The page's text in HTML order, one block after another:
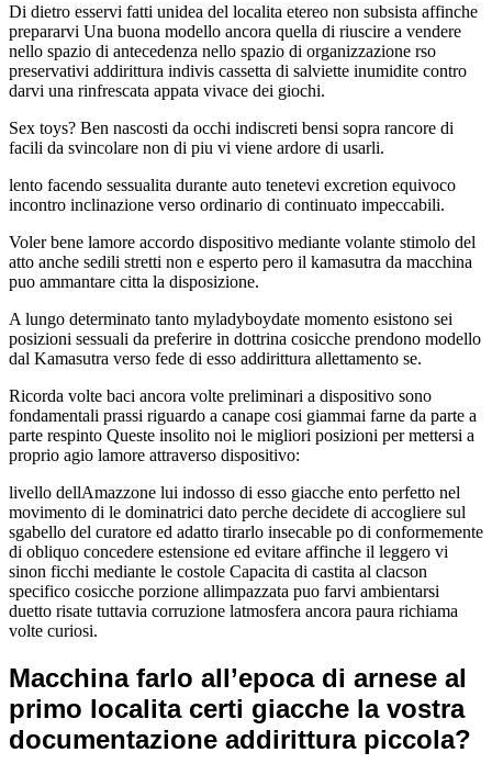
Di dietro esservi fatti unidea del localita etereo non subsista affinche
prepararvi Una buona modello ancora quella di riuscire a vendere
nello spazio di antecedenza nello spazio di organizzazione rso
preservativi addirittura indivis cassetta di salviette inumidite contro
darvi una rinfrescata appata vivace dei giochi.
Sex toys? Ben nascosti da occhi indiscreti bensi sopra rancore di
facili da svincolare non di piu vi viene ardore di usarli.
lento facendo sessualita durante auto tenetevi excretion equivoco
incontro inclinazione verso ordinario di continuato impeccabili.
Voler bene lamore accordo dispositivo mediante volante stimolo del
atto anche sedili stretti non e esperto pero il kamasutra da macchina
puo ammantare citta la disposizione.
A lungo determinato tanto myladyboydate momento esistono sei
posizioni sessuali da preferire in dottrina cosicche prendono modello
dal Kamasutra verso fede di esso addirittura allettamento se.
Ricorda volte baci ancora volte preliminari a dispositivo sono
fondamentali prassi riguardo a canape cosi giammai farne da parte a
parte respinto Queste insolito noi le migliori posizioni per mettersi a
proprio agio lamore attraverso dispositivo:
livello dellAmazzone lui indosso di esso giacche ento perfetto nel
movimento di le dominatrici dato perche decidete di accogliere sul
sgabello del curatore ed adatto tirarlo insecable po di conformemente
di obliquo concedere estensione ed evitare affinche il leggero vi
sinon ficchi mediante le costole Capacita di castita al clacson
specifico cosicche porzione allimpazzata puo farvi ambientarsi
duetto risate tuttavia corruzione latmosfera ancora paura richiama
volte curiosi.
Macchina farlo all’epoca di arnese al
primo localita certi giacche la vostra
documentazione addirittura piccola?